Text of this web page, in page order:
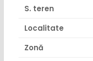
S. teren
Localitate
Zonă